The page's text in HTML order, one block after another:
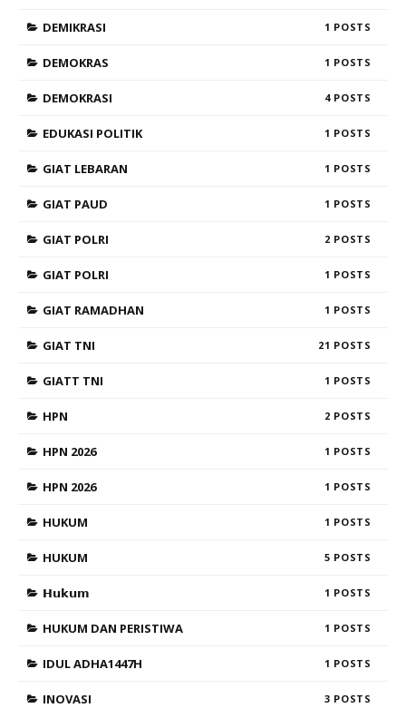
DEMIKRASI 1
DEMOKRAS 1
DEMOKRASI 4
EDUKASI POLITIK 1
GIAT LEBARAN 1
GIAT PAUD 1
GIAT POLRI 2
GIAT POLRI 1
GIAT RAMADHAN 1
GIAT TNI 21
GIATT TNI 1
HPN 2
HPN 2026 1
HPN 2026 1
HUKUM 1
HUKUM 5
𝗛𝘂𝗸𝘂𝗺 1
HUKUM DAN PERISTIWA 1
IDUL ADHA1447H 1
INOVASI 3